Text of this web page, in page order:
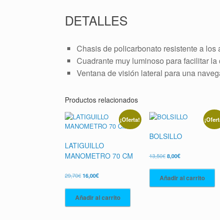
DETALLES
Chasis de policarbonato resistente a los
Cuadrante muy luminoso para facilitar
Ventana de visión lateral para una
Productos relacionados
¡Oferta!
LATIGUILLO
MANOMETRO 70 CM
29,70€El
original
era:
29,70€.
16,00€El
actual
es:
16,00€.
Añadir al carrito
BOLSILLO
13,50€ El
original
era:
13,50€.
8,00€El
actual
es:
8,00€.
Añadir al carrito